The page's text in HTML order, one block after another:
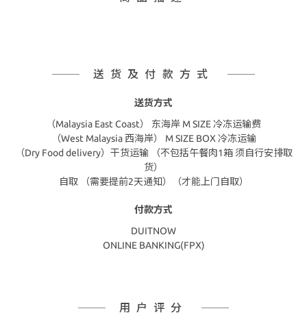
送货及付款方式
送货方式
（Malaysia East Coast） 东海岸 M SIZE 冷冻运输费
（West Malaysia 西海岸） M SIZE BOX 冷冻运输
（Dry Food delivery）干货运输 （不包括午餐肉1箱 须自行安排取
货）
自取 （需要提前2天通知）（才能上门自取）
付款方式
DUITNOW
ONLINE BANKING(FPX)
用户评分